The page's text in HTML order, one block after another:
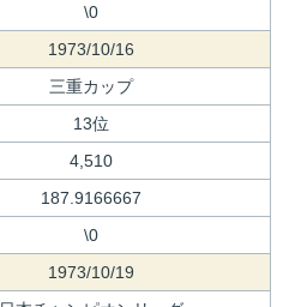
\0
1973/10/16
三重カップ
13位
4,510
187.9166667
\0
1973/10/19